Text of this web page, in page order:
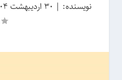
نویسنده: | 30 اردیبهشت 1404